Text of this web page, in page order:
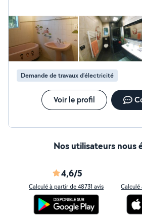
Demande de travaux d’électricité
Voir le profil
Nos utilisateurs nous
4,6/5
Calculé à partir de 48731 avis Calculé